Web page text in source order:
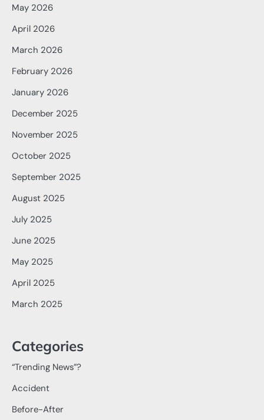
May 2026
April 2026
March 2026
February 2026
January 2026
December 2025
November 2025
October 2025
September 2025
August 2025
July 2025
June 2025
May 2025
April 2025
March 2025
Categories
“Trending News”?
Accident
Before-After